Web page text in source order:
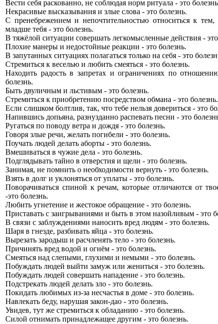
Вести себя раскованно, не соблюдая норм ритуала - это
Некрасивые высказывания и злые слова - это болезнь.
С пренебрежением и непочтительностью относиться к
младше тебя - это болезнь.
В тяжёлой ситуации совершать легкомысленные действия -
Плохие манеры и недостойные реакции - это болезнь.
В запутанных ситуациях полагаться только на себя - это
Стремиться к веселью и любить смеяться - это болезнь.
Находить радость в запретах и ограничениях по
болезнь.
Быть двуличным и льстивым - это болезнь.
Стремиться к приобретению посредством обмана - это болезнь.
Если слишком болтлив, так, что тебе нельзя довериться - это
Напившись допьяна, разнузданно распевать песни - это
Ругаться по поводу ветра и дождя - это болезнь.
Говоря злые речи, желать погибели - это болезнь.
Поучать людей делать аборты - это болезнь.
Вмешиваться в чужие дела - это болезнь.
Подглядывать тайно в отверстия и щели - это болезнь.
Занимая, не помнить о необходимости вернуть - это болезнь.
Взять в долг и уклоняться от уплаты - это болезнь.
Поворачиваться спиной к речам, которые отличаются от
-это болезнь.
Любить угнетение и жестокое обращение - это болезнь.
Приставать с заигрываниями и быть в этом назойливым - это
В связи с заблуждениями наносить вред людям - это болезнь.
Шаря в гнезде, разбивать яйца - это болезнь.
Вырезать зародыш и расчленять тело - это болезнь.
Причинять вред водой и огнём - это болезнь.
Смеяться над слепыми, глухими и немыми - это болезнь.
Побуждать людей выйти замуж или жениться - это болезнь.
Побуждать людей совершать нападение - это болезнь.
Подстрекать людей делать зло - это болезнь.
Покидать любимых из-за несчастья в доме - это болезнь.
Навлекать беду, нарушая закон-дао - это болезнь.
Увидев, тут же стремиться к обладанию - это болезнь.
Силой отнимать принадлежащее другим - это болезнь.